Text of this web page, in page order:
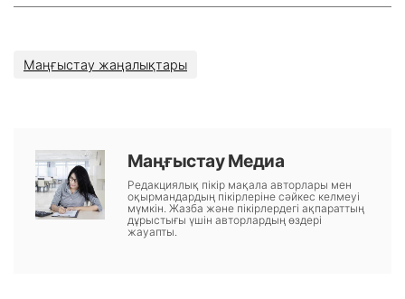
Маңғыстау жаңалықтары
Маңғыстау Медиа
Редакциялық пікір мақала авторлары мен
оқырмандардың пікірлеріне сәйкес келмеуі
мүмкін. Жазба және пікірлердегі ақпараттың
дұрыстығы үшін авторлардың өздері
жауапты.